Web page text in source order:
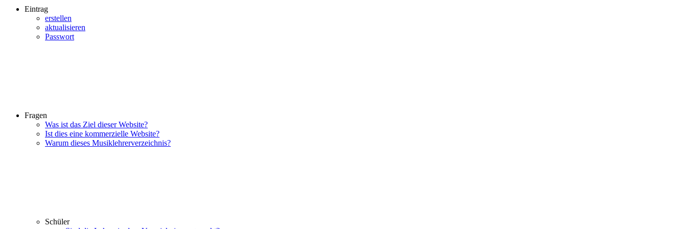
Eintrag
erstellen
aktualisieren
Passwort
Fragen
Was ist das Ziel dieser Website?
Ist dies eine kommerzielle Website?
Warum dieses Musiklehrerverzeichnis?
Schüler